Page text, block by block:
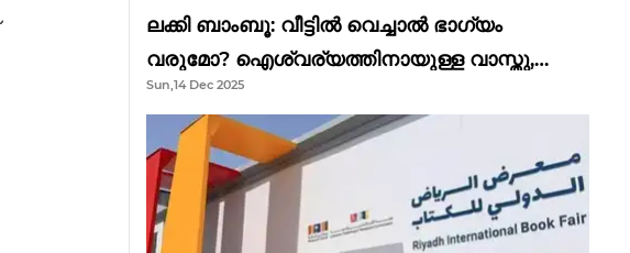
ലക്കി ബാംബൂ: വീട്ടിൽ വെച്ചാൽ ഭാഗ്യം
വരുമോ? ഐശ്വര്യത്തിനായുള്ള വാസ്തു,
ഫെങ് ഷൂയി വിശ്വാസങ്ങൾ
Sun,14 Dec 2025